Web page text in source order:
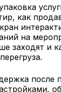
как
на
заходят и
после